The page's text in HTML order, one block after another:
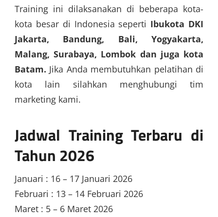
Training ini dilaksanakan di beberapa kota-
kota besar di Indonesia seperti Ibukota DKI
Jakarta, Bandung, Bali, Yogyakarta,
Malang, Surabaya, Lombok dan juga kota
Batam. Jika Anda membutuhkan pelatihan di
kota lain silahkan menghubungi tim
marketing kami.
Jadwal Training Terbaru di
Tahun 2026
Januari : 16 – 17 Januari 2026
Februari : 13 – 14 Februari 2026
Maret : 5 – 6 Maret 2026